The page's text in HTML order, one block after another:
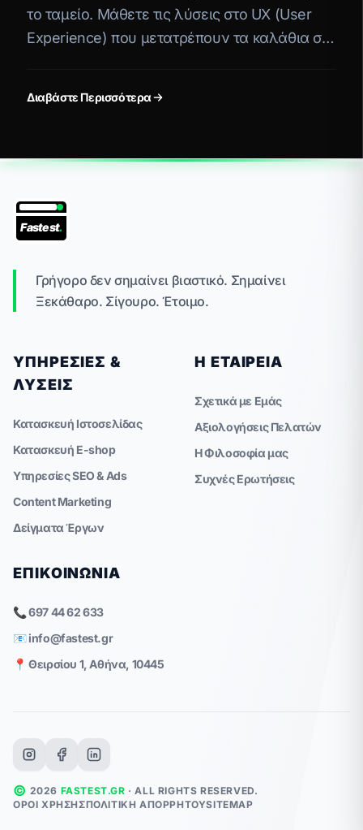
το ταμείο. Μάθετε τις λύσεις στο UX (User
Experience) που μετατρέπουν τα καλάθια σε
Διαβάστε Περισσότερα
Fastest.
Γρήγορο δεν σημαίνει βιαστικό. Σημαίνει
Ξεκάθαρο. Σίγουρο. Έτοιμο.
ΥΠΗΡΕΣΊΕΣ &
ΛΎΣΕΙΣ
Κατασκευή Ιστοσελίδας
Κατασκευή E-shop
Υπηρεσίες SEO & Ads
Content Marketing
Δείγματα Έργων
Η ΕΤΑΙΡΕΊΑ
Σχετικά με Εμάς
Αξιολογήσεις Πελατών
Η Φιλοσοφία μας
Συχνές Ερωτήσεις
ΕΠΙΚΟΙΝΩΝΊΑ
📞 697 44 62 633
📧info@fastest.gr
📍 Θειρσίου 1, Αθήνα, 10445
© 2026 FASTEST.GR · ALL RIGHTS RESERVED.
ΌΡΟΙ ΧΡΉΣΗΣΠΟΛΙΤΙΚΉ ΑΠΟΡΡΉΤΟΥSITEMAP